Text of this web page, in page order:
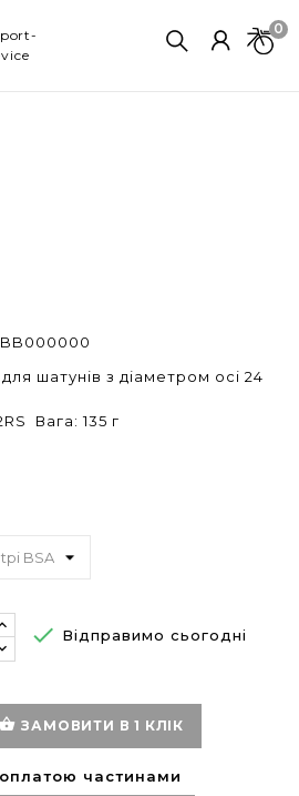
0
шатунів з діаметром осі 24
Вага: 135 г
 Відправимо сьогодні
shopping_basket ЗАМОВИТИ В 1 КЛІК
частинами